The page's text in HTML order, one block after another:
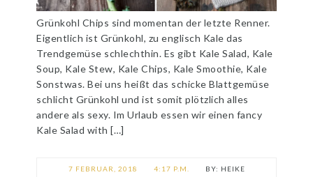
Grünkohl Chips sind momentan der letzte Renner.
Eigentlich ist Grünkohl, zu englisch Kale das
Trendgemüse schlechthin. Es gibt Kale Salad, Kale
Soup, Kale Stew, Kale Chips, Kale Smoothie, Kale
Sonstwas. Bei uns heißt das schicke Blattgemüse
schlicht Grünkohl und ist somit plötzlich alles
andere als sexy. Im Urlaub essen wir einen fancy
Kale Salad with […]
7 FEBRUAR, 2018 4:17 P.M.
HEIKE